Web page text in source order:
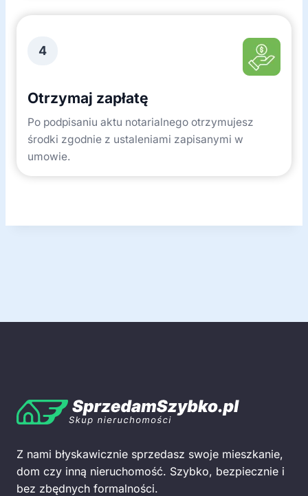
4
Otrzymaj zapłatę
Po podpisaniu aktu notarialnego otrzymujesz
środki zgodnie z ustaleniami zapisanymi w
umowie.
Z nami błyskawicznie sprzedasz swoje mieszkanie,
dom czy inną nieruchomość. Szybko, bezpiecznie i
bez zbędnych formalności.